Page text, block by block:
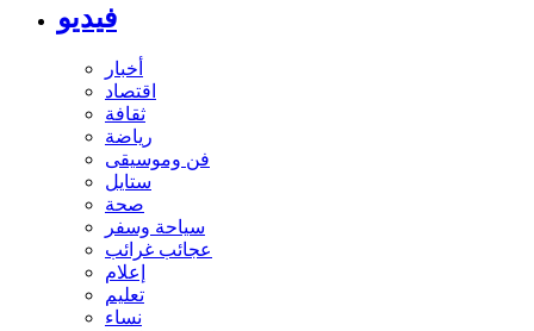
فيديو
أخبار
اقتصاد
ثقافة
رياضة
فن وموسيقى
ستايل
صحة
سياحة وسفر
عجائب غرائب
إعلام
تعليم
نساء